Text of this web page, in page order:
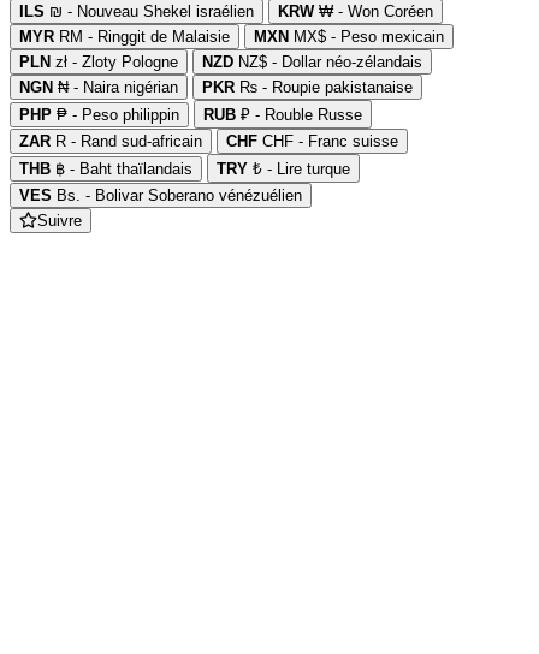
ILS ₪ - Nouveau Shekel israélien KRW₩ - Won Coréen
MYR RM - Ringgit de Malaisie MXN MX$ - Peso mexicain
PLN zł - Zloty Pologne NZD NZ$ - Dollar néo-zélandais
NGN ₦ - Naira nigérian PKR ₨ - Roupie pakistanaise
PHP ₱ - Peso philippin RUB ₽ - Rouble Russe
ZAR R - Rand sud-africain CHF CHF - Franc suisse
THB ฿ - Baht thaïlandais TRY ₺ - Lire turque
VES Bs. - Bolivar Soberano vénézuélien
Suivre